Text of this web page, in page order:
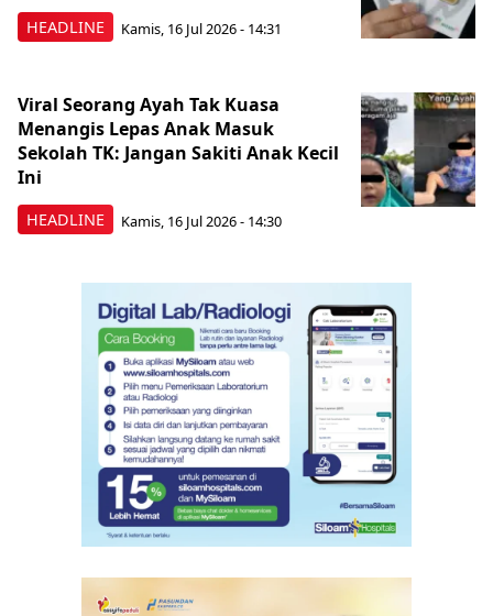
HEADLINE Kamis, 16 Jul 2026 - 14:31
HEADLINE
Viral Seorang Ayah Tak Kuasa
Menangis Lepas Anak Masuk
Sekolah TK: Jangan Sakiti Anak Kecil
Ini
Kamis, 16 Jul 2026 - 14:30